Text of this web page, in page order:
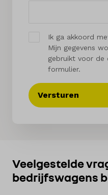
Ik ga akkoord
Mijn gegevens
gebruikt voor de
formulier.
Versturen
Veelgestelde
bedrijfswagens